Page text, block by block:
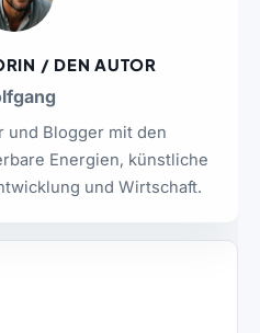
/ DEN AUTOR
und Blogger mit den
Energien, künstliche
und Wirtschaft.